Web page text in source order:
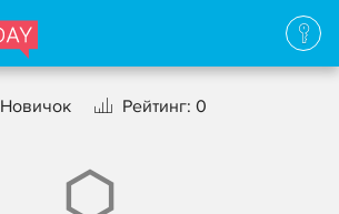
Новичок Рейтинг: 0